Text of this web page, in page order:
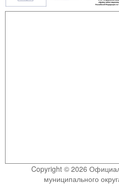
Copyright © 2026
муниципального